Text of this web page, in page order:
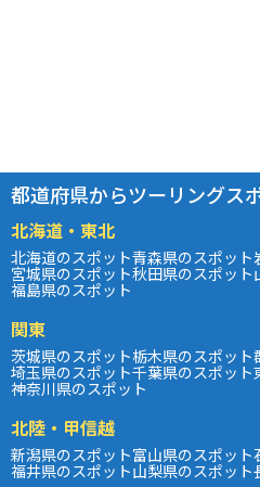
都道府県からツーリングス
北海道・東北
北海道のスポット青森県のスポット
宮城県のスポット秋田県のスポット
福島県のスポット
関東
茨城県のスポット栃木県のスポット
埼玉県のスポット千葉県のスポット
神奈川県のスポット
北陸・甲信越
新潟県のスポット富山県のスポット
福井県のスポット山梨県のスポット